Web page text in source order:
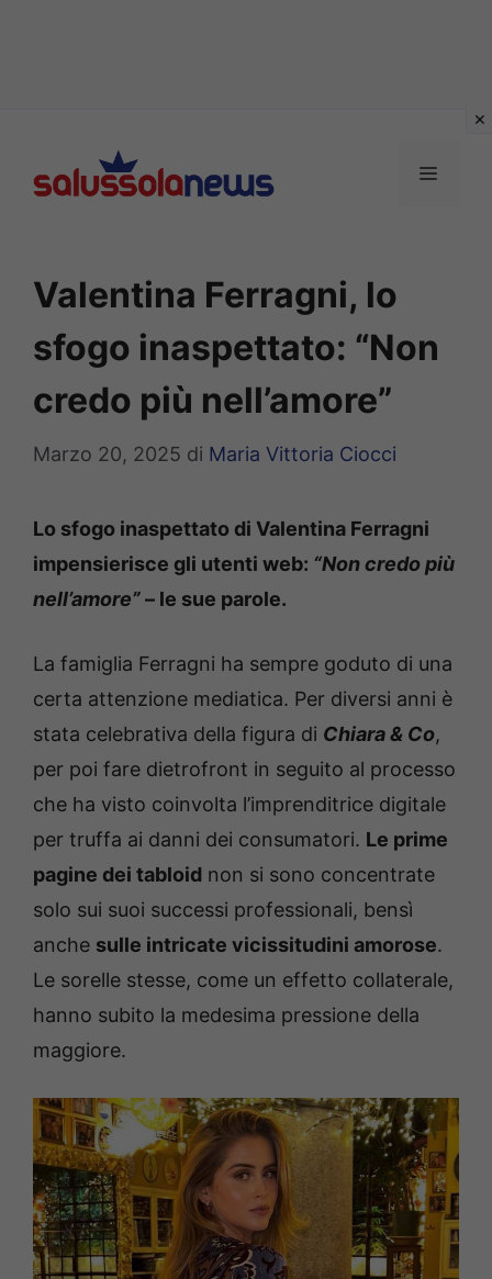
contenuto
MENU
Valentina Ferragni, lo
sfogo inaspettato: “Non
credo più nell’amore”
Marzo 20, 2025 di Maria Vittoria Ciocci
Lo sfogo inaspettato di Valentina Ferragni
impensierisce gli utenti web: “Non credo più
nell’amore”– le sue parole.
La famiglia Ferragni ha sempre goduto di una
certa attenzione mediatica. Per diversi anni è
stata celebrativa della figura di Chiara & Co,
per poi fare dietrofront in seguito al processo
che ha visto coinvolta l’imprenditrice digitale
per truffa ai danni dei consumatori. Le prime
pagine dei tabloid non si sono concentrate
solo sui suoi successi professionali, bensì
anche sulle intricate vicissitudini amorose.
Le sorelle stesse, come un effetto collaterale,
hanno subito la medesima pressione della
maggiore.